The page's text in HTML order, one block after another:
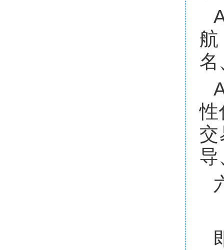
航
名
性
导